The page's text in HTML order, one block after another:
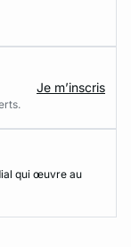
Je m’inscris
qui œuvre au